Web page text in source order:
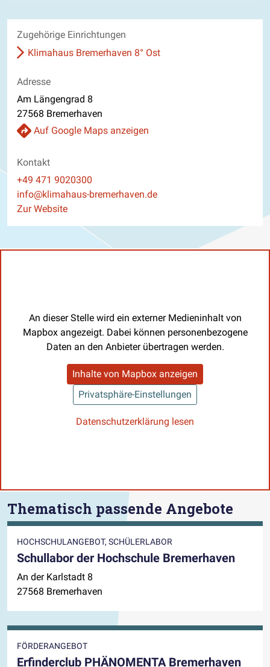
Zugehörige Einrichtungen
Klimahaus Bremerhaven 8° Ost
Adresse
Am Längengrad 8
27568 Bremerhaven
Auf Google Maps anzeigen
Kontakt
Telefon
+49 471 9020300
E-Mail
info@klimahaus-bremerhaven.de
Website
Zur Website
An dieser Stelle wird ein externer Medieninhalt von
Mapbox angezeigt. Dabei können personenbezogene
Daten an den Anbieter übertragen werden.
Inhalte von Mapbox anzeigen
Privatsphäre-Einstellungen
Datenschutzerklärung lesen
Thematisch passende Angebote
HOCHSCHULANGEBOT, SCHÜLERLABOR
Schullabor der Hochschule Bremerhaven
An der Karlstadt 8
27568 Bremerhaven
FÖRDERANGEBOT
Erfinderclub PHÄNOMENTA Bremerhaven